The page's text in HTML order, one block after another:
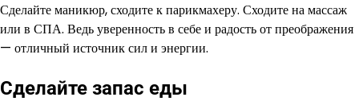
Сделайте маникюр, сходите к парикмахеру. Сходите на массаж
или в СПА. Ведь уверенность в себе и радость от преображения
— отличный источник сил и энергии.
Сделайте запас еды